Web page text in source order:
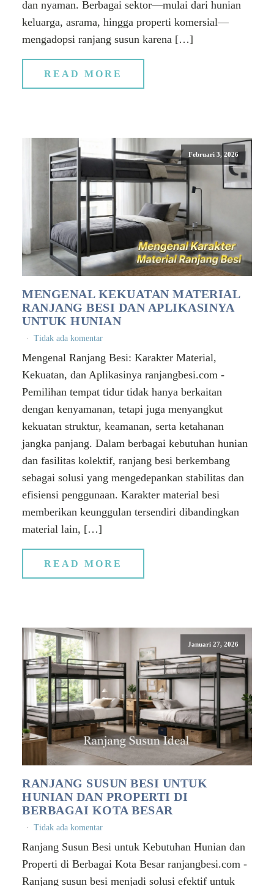
dan nyaman. Berbagai sektor—mulai dari hunian
keluarga, asrama, hingga properti komersial—
mengadopsi ranjang susun karena […]
READ MORE
Februari 3, 2026
MENGENAL KEKUATAN MATERIAL
RANJANG BESI DAN APLIKASINYA
UNTUK HUNIAN
Tidak ada komentar
Mengenal Ranjang Besi: Karakter Material,
Kekuatan, dan Aplikasinya ranjangbesi.com -
Pemilihan tempat tidur tidak hanya berkaitan
dengan kenyamanan, tetapi juga menyangkut
kekuatan struktur, keamanan, serta ketahanan
jangka panjang. Dalam berbagai kebutuhan hunian
dan fasilitas kolektif, ranjang besi berkembang
sebagai solusi yang mengedepankan stabilitas dan
efisiensi penggunaan. Karakter material besi
memberikan keunggulan tersendiri dibandingkan
material lain, […]
READ MORE
Januari 27, 2026
RANJANG SUSUN BESI UNTUK
HUNIAN DAN PROPERTI DI
BERBAGAI KOTA BESAR
Tidak ada komentar
Ranjang Susun Besi untuk Kebutuhan Hunian dan
Properti di Berbagai Kota Besar ranjangbesi.com -
Ranjang susun besi menjadi solusi efektif untuk